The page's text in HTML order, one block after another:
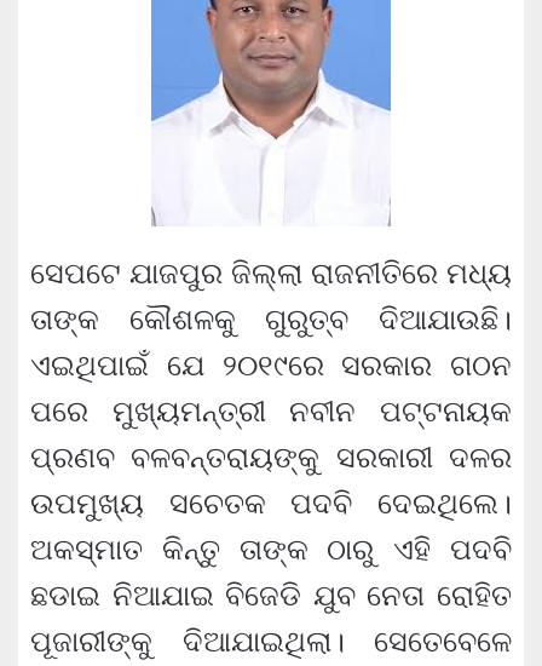
ସେପଟେ ଯାଜପୁର ଜିଲ୍ଲା ରାଜନୀତିରେ ମଧ୍ୟ
ତାଙ୍କ କୌଶଳକୁ ଗୁରୁତ୍ବ ଦିଆଯାଉଛି।
ଏଇଥିପାଇଁ ଯେ ୨୦୧୯ରେ ସରକାର ଗଠନ
ପରେ ମୁଖ୍ୟମନ୍ତ୍ରୀ ନବୀନ ପଟ୍ଟନାୟକ
ପ୍ରଣବ ବଳବନ୍ତରାୟଙ୍କୁ ସରକାରୀ ଦଳର
ଉପମୁଖ୍ୟ ସଚେତକ ପଦବି ଦେଇଥିଲେ।
ଅକସ୍ମାତ କିନ୍ତୁ ତାଙ୍କ ଠାରୁ ଏହି ପଦବି
ଛଡାଇ ନିଆଯାଇ ବିଜେଡି ଯୁବ ନେତା ରୋହିତ
ପୂଜାରୀଙ୍କୁ ଦିଆଯାଇଥିଲା। ସେତେବେଳେ